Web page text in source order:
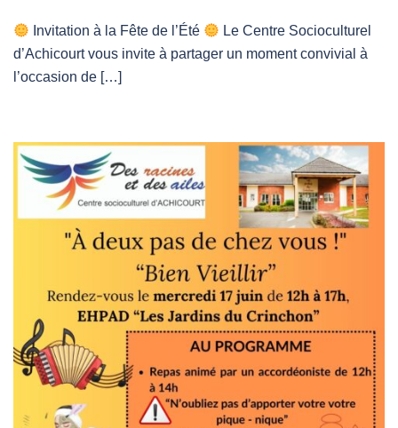
Invitation à la Fête de l’Été
Le Centre Socioculturel
d’Achicourt vous invite à partager un moment convivial à
l’occasion de […]